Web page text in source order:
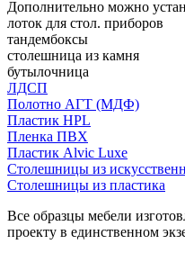
Дополнительно можно
лоток для стол. приборов
тандембоксы
столешница из камня
бутылочница
ЛДСП
Полотно АГТ (МДФ)
Пластик HPL
Пленка ПВХ
Пластик Alvic Luxe
Столешницы из
Столешницы из пластика
Все образцы мебели
проекту в единственном